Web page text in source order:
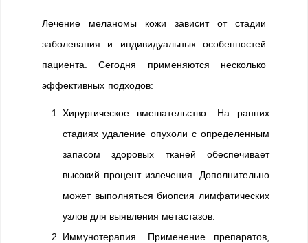
Лечение меланомы кожи зависит от стадии
заболевания и индивидуальных особенностей
пациента. Сегодня применяются несколько
эффективных подходов:
Хирургическое вмешательство. На ранних
стадиях удаление опухоли с определенным
запасом здоровых тканей обеспечивает
высокий процент излечения. Дополнительно
может выполняться биопсия лимфатических
узлов для выявления метастазов.
Иммунотерапия. Применение препаратов,